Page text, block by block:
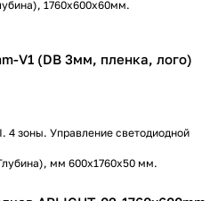
1760х600х60мм.
V1 (DB 3мм, пленка, лого)
4 зоны. Управление светодиодной
мм 600х1760х50 мм.